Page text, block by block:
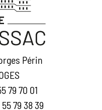
Périn
79 70 01
79 38 39